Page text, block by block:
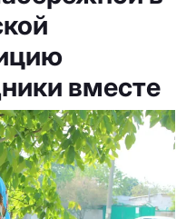
вместе